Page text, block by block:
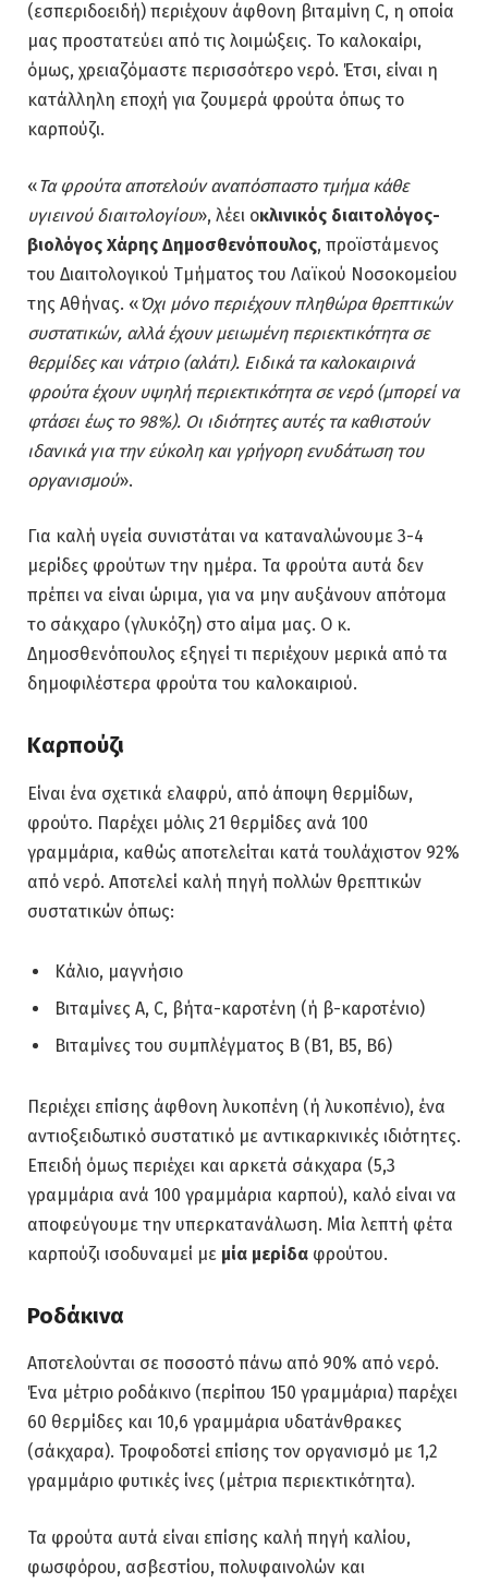
(εσπεριδοειδή) περιέχουν άφθονη βιταμίνη C, η οποία
μας προστατεύει από τις λοιμώξεις. Το καλοκαίρι,
όμως, χρειαζόμαστε περισσότερο νερό. Έτσι, είναι η
κατάλληλη εποχή για ζουμερά φρούτα όπως το
καρπούζι.
«Τα φρούτα αποτελούν αναπόσπαστο τμήμα κάθε
υγιεινού διαιτολογίου», λέει οκλινικός διαιτολόγος-
βιολόγος Χάρης Δημοσθενόπουλος, προϊστάμενος
του Διαιτολογικού Τμήματος του Λαϊκού Νοσοκομείου
της Αθήνας. «Όχι μόνο περιέχουν πληθώρα θρεπτικών
συστατικών, αλλά έχουν μειωμένη περιεκτικότητα σε
θερμίδες και νάτριο (αλάτι). Ειδικά τα καλοκαιρινά
φρούτα έχουν υψηλή περιεκτικότητα σε νερό (μπορεί να
φτάσει έως το 98%). Οι ιδιότητες αυτές τα καθιστούν
ιδανικά για την εύκολη και γρήγορη ενυδάτωση του
οργανισμού».
Για καλή υγεία συνιστάται να καταναλώνουμε 3-4
μερίδες φρούτων την ημέρα. Τα φρούτα αυτά δεν
πρέπει να είναι ώριμα, για να μην αυξάνουν απότομα
το σάκχαρο (γλυκόζη) στο αίμα μας. Ο κ.
Δημοσθενόπουλος εξηγεί τι περιέχουν μερικά από τα
δημοφιλέστερα φρούτα του καλοκαιριού.
Καρπούζι
Είναι ένα σχετικά ελαφρύ, από άποψη θερμίδων,
φρούτο. Παρέχει μόλις 21 θερμίδες ανά 100
γραμμάρια, καθώς αποτελείται κατά τουλάχιστον 92%
από νερό. Αποτελεί καλή πηγή πολλών θρεπτικών
συστατικών όπως:
Κάλιο, μαγνήσιο
Βιταμίνες Α, C, βήτα-καροτένη (ή β-καροτένιο)
Βιταμίνες του συμπλέγματος Β (Β1, Β5, Β6)
Περιέχει επίσης άφθονη λυκοπένη (ή λυκοπένιο), ένα
αντιοξειδωτικό συστατικό με αντικαρκινικές ιδιότητες.
Επειδή όμως περιέχει και αρκετά σάκχαρα (5,3
γραμμάρια ανά 100 γραμμάρια καρπού), καλό είναι να
αποφεύγουμε την υπερκατανάλωση. Μία λεπτή φέτα
καρπούζι ισοδυναμεί με μία μερίδα φρούτου.
Ροδάκινα
Αποτελούνται σε ποσοστό πάνω από 90% από νερό.
Ένα μέτριο ροδάκινο (περίπου 150 γραμμάρια) παρέχει
60 θερμίδες και 10,6 γραμμάρια υδατάνθρακες
(σάκχαρα). Τροφοδοτεί επίσης τον οργανισμό με 1,2
γραμμάριο φυτικές ίνες (μέτρια περιεκτικότητα).
Τα φρούτα αυτά είναι επίσης καλή πηγή καλίου,
φωσφόρου, ασβεστίου, πολυφαινολών και